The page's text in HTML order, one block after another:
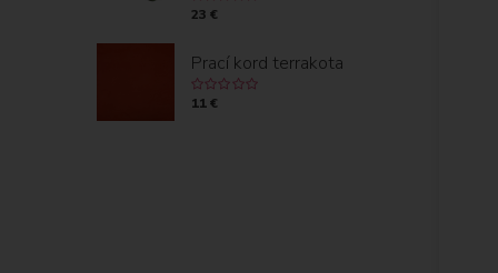
23 €
Prací kord terrakota
11 €